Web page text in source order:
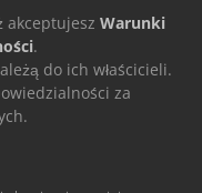
akceptujesz Warunki
.
do ich właścicieli.
za